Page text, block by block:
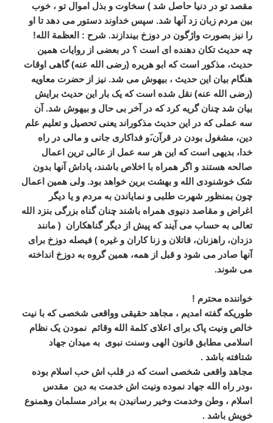
مقصد تو در دنیا حاصل شد ) سخاوت و بذل اموال تو ، خوب
بین مردم زبان زد آنها شد. سپس خداوند دستور می دهد تا او
را نیز بصورت واژگون در دوزخ بیندازند. شرح : العظمة الله!
چه حدیث تکان دهنده ای است ؟ در بعضی از روایات همین
حدیث، مذکور است که ابو هریره (رضی الله عنه) گاهی اوقات
هنگام بیان این حدیث ، بیهوش می شد. نیز از حضرت معاویه
(رضی الله عنه) نقل شده است که یک بار این حدیث برایش
بیان شد چنان گریه کرد که در آخر بی حال و بیهوش شد. آن
سه عملی که در این حدیث مذکوراند یعنی تحصیل و تعلیم علم
دین، مشغول بودن در قرآن،َو فداکاری جانی و مالی در راه
خدا، بدیهی است که این هر سه عمل از عالی ترین اعمال
صالحه هستند و اگر همراه با اخلاص باشند، پاداش آنها بدون
شک خوشنودی الله و بهشت برین خواهد بود. ولی همین اعمال
چون بمنظور شهرت طلبی و نمایاندن به مردم و یا دیگر
اغراض و مقاصد دنیوی همراه باشند چنان گناه بزرگی بنزد الله
تعالی به حساب می آیند که پیش از دیگر گناهکاران ( مانند
دزدان، راهزنان، قاتلان و زنا کاران و غیره ) فیصله دوزخ برای
آنها صادر می شود و قبل از همه، همین گروه به دوزخ انداخته
می شوند.
خواننده محترم !
طوریکه گفته امدیم ، مجاهد حقیقی وواقعی شخصی که با نیت
خالص ونیت پاک برای اعلای کلمة الله وقائم نمودن یک نظام
اسلامی مطابق قانون الهی وسنت نبوی به میدان جهاد
شتافته باشد .
مجاهد واقعی شخصی است که در قلب اش حب اسلام بوده
،ودر راه الله جهاد نموده ونیت اش خدمت به دین مقدس
اسلام ، وطن وخدمت وخیر رسانیدن به برادر مسلمان وهمنوع
خویش باشد .